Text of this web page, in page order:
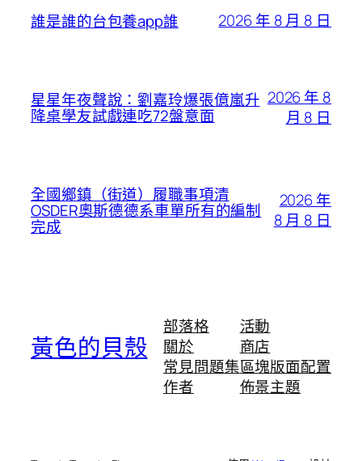
誰是誰的台包養app誰 2026 年 8 月 8 日
星星年夜聲說：劉嘉玲爆張億嵐升
降桌學友試戲連吃72盤意面
2026 年 8
月 8 日
全國鄉鎮（街道）履職事項清
OSDER奧斯德德系車單所有的編制
完成
2026 年
8 月 8 日
黃色的貝殼
部落格
關於
常見問題集
作者
活動
商店
區塊版面配置
佈景主題